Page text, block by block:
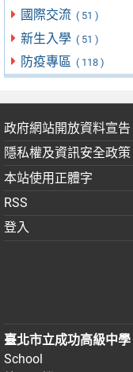
國際交流 ( 51 )
新生入學 ( 51 )
防疫專區 ( 118 )
政府網站開放資料宣告
隱私權及資訊安全政策
本站使用正體字
RSS
登入
臺北市立成功高級中學
School